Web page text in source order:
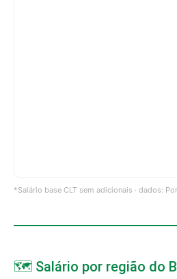
*Salário base CLT sem adicionais · dados:
🗺️ Salário por região do